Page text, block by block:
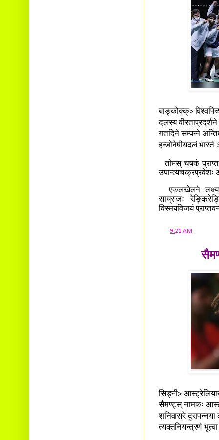
बाङ्कोक्क्>
दलस्य
गतदिने सम्पन्ने
इन्डोनेषीयदलं
तोमस् चषकं
उपान्त्यचक्रप्रवेशः
एकलखेलने
साय्राजः
विस्मयविजयं
9:21 AM
सिड्नी>
सैमण्ट्स् नामकः
शनिवासरे
त्यक्तनियन्त्रणं